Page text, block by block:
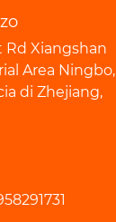
Rd Xiangshan
Area Ningbo,
di Zhejiang,